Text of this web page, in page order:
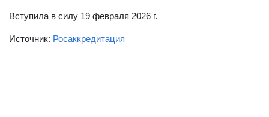
Вступила в силу 19 февраля 2026 г.
Источник: Росаккредитация